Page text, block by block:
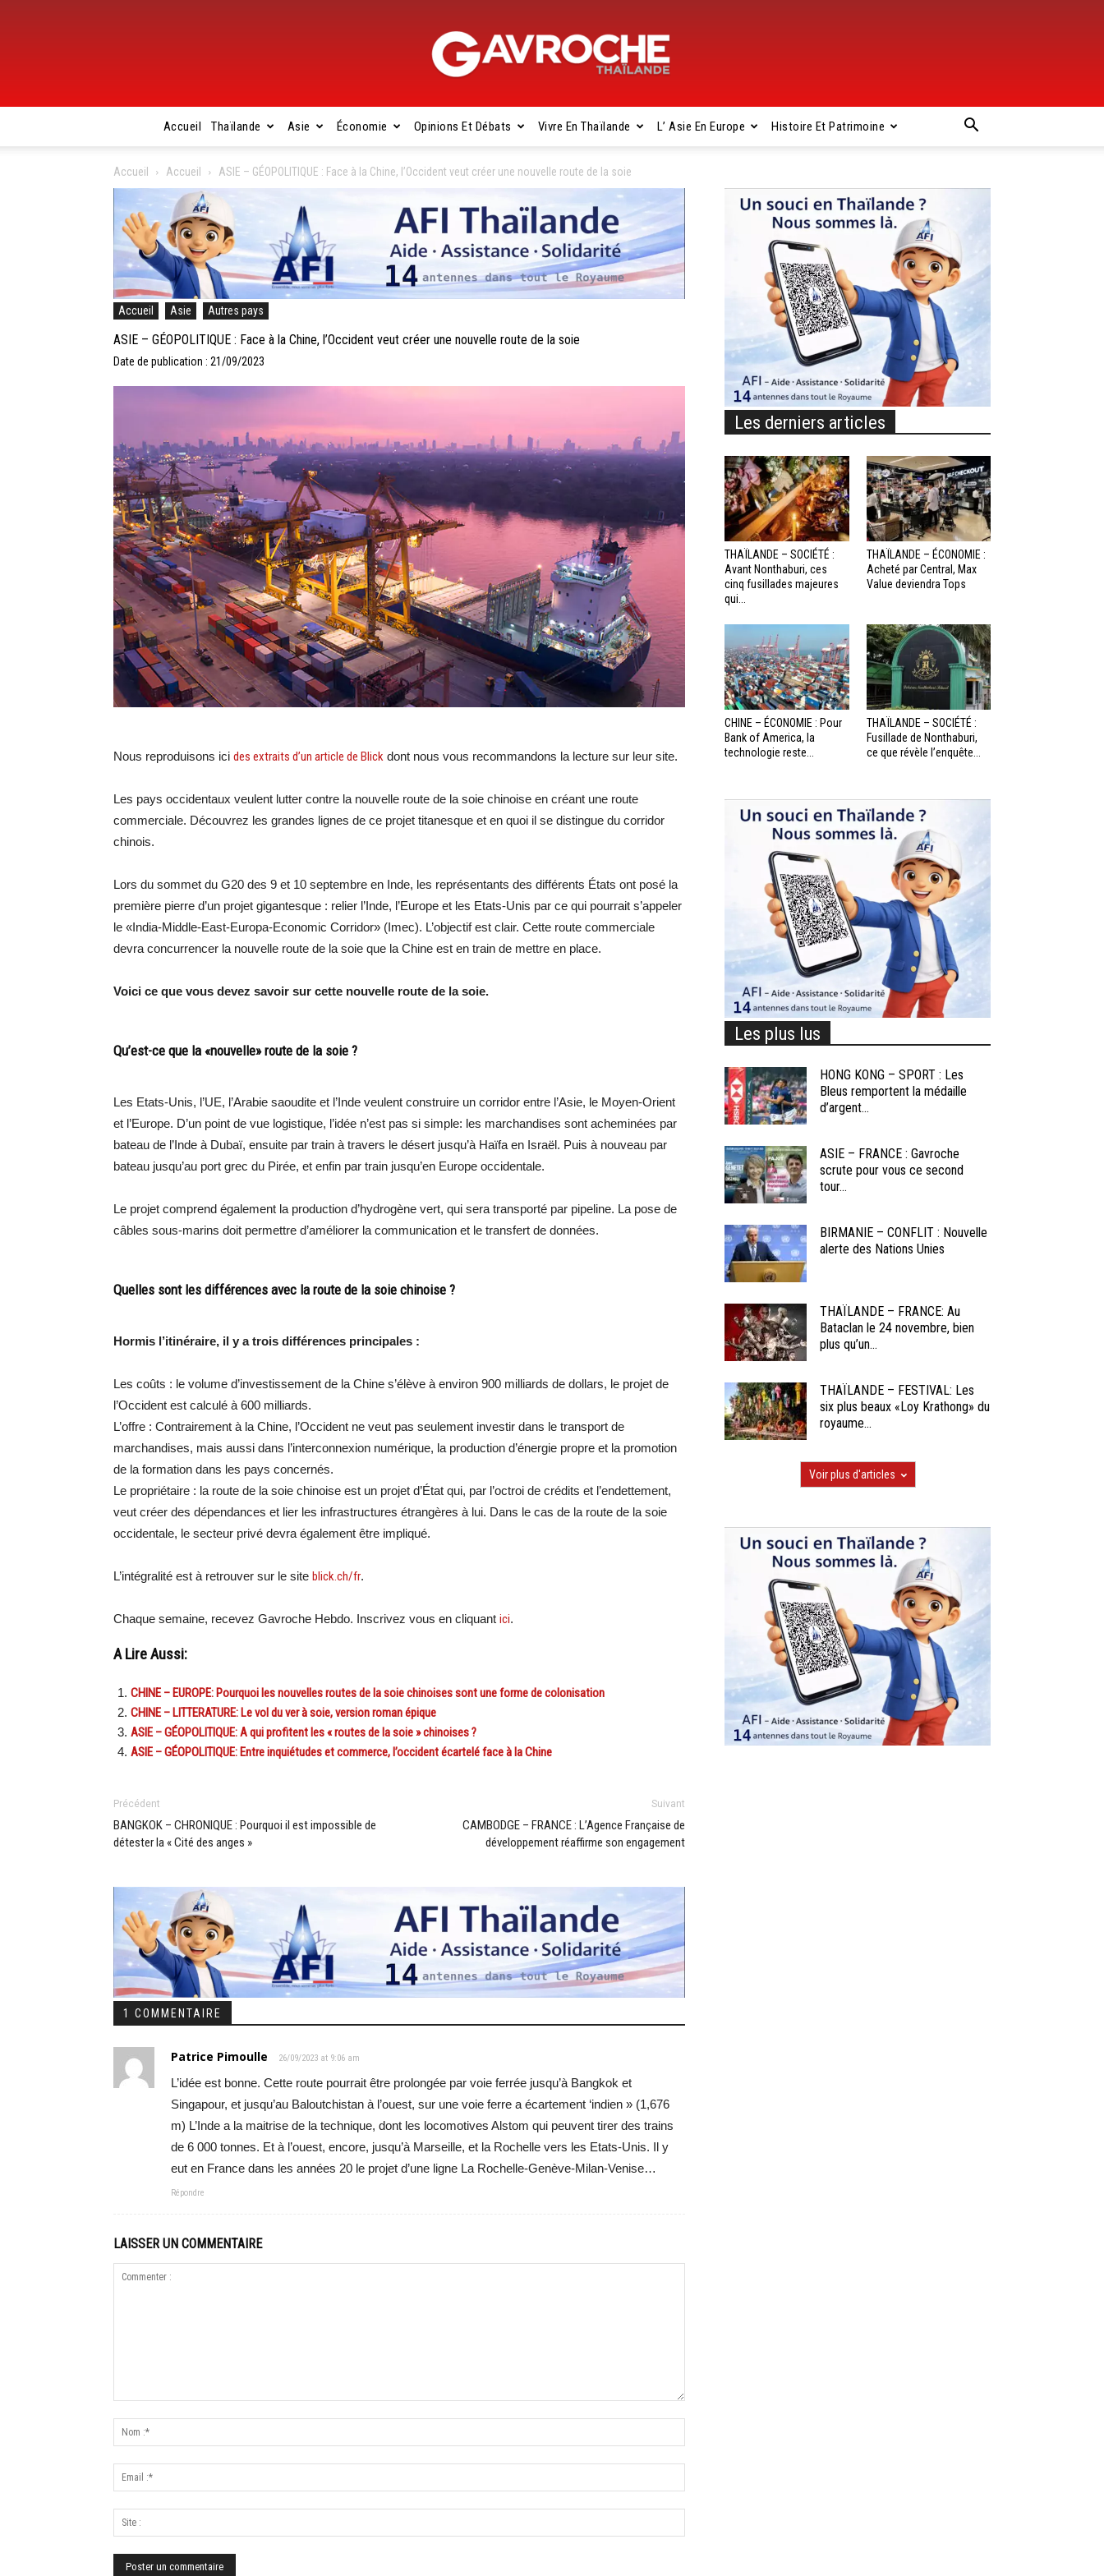
Gavroche
Thaïlande
Accueil Thaïlande Asie Économie Opinions Et Débats Vivre En Thaïlande L’ Asie En Europe Histoire Et Patrimoine
Accueil Accueil ASIE – GÉOPOLITIQUE : Face à la Chine, l’Occident veut créer une nouvelle route de la soie
Accueil Asie Autres pays
ASIE – GÉOPOLITIQUE : Face à la Chine, l’Occident veut créer une nouvelle route de la soie
Date de publication : 21/09/2023
Nous reproduisons ici des extraits d’un article de Blick dont nous vous recommandons la lecture sur leur site.
Les pays occidentaux veulent lutter contre la nouvelle route de la soie chinoise en créant une route
commerciale. Découvrez les grandes lignes de ce projet titanesque et en quoi il se distingue du corridor
chinois.
Lors du sommet du G20 des 9 et 10 septembre en Inde, les représentants des différents États ont posé la
première pierre d’un projet gigantesque : relier l’Inde, l’Europe et les Etats-Unis par ce qui pourrait s’appeler
le «India-Middle-East-Europa-Economic Corridor» (Imec). L’objectif est clair. Cette route commerciale
devra concurrencer la nouvelle route de la soie que la Chine est en train de mettre en place.
Voici ce que vous devez savoir sur cette nouvelle route de la soie.
Qu’est-ce que la «nouvelle» route de la soie ?
Les Etats-Unis, l’UE, l’Arabie saoudite et l’Inde veulent construire un corridor entre l’Asie, le Moyen-Orient
et l’Europe. D’un point de vue logistique, l’idée n’est pas si simple: les marchandises sont acheminées par
bateau de l’Inde à Dubaï, ensuite par train à travers le désert jusqu’à Haïfa en Israël. Puis à nouveau par
bateau jusqu’au port grec du Pirée, et enfin par train jusqu’en Europe occidentale.
Le projet comprend également la production d’hydrogène vert, qui sera transporté par pipeline. La pose de
câbles sous-marins doit permettre d’améliorer la communication et le transfert de données.
Quelles sont les différences avec la route de la soie chinoise ?
Hormis l’itinéraire, il y a trois différences principales :
Les coûts : le volume d’investissement de la Chine s’élève à environ 900 milliards de dollars, le projet de
l’Occident est calculé à 600 milliards.
L’offre : Contrairement à la Chine, l’Occident ne veut pas seulement investir dans le transport de
marchandises, mais aussi dans l’interconnexion numérique, la production d’énergie propre et la promotion
de la formation dans les pays concernés.
Le propriétaire : la route de la soie chinoise est un projet d’État qui, par l’octroi de crédits et l’endettement,
veut créer des dépendances et lier les infrastructures étrangères à lui. Dans le cas de la route de la soie
occidentale, le secteur privé devra également être impliqué.
L’intégralité est à retrouver sur le site blick.ch/fr.
Chaque semaine, recevez Gavroche Hebdo. Inscrivez vous en cliquant ici.
A Lire Aussi:
CHINE – EUROPE: Pourquoi les nouvelles routes de la soie chinoises sont une forme de colonisation
CHINE – LITTERATURE: Le vol du ver à soie, version roman épique
ASIE – GÉOPOLITIQUE: A qui profitent les « routes de la soie » chinoises ?
ASIE – GÉOPOLITIQUE: Entre inquiétudes et commerce, l’occident écartelé face à la Chine
Précédent
BANGKOK – CHRONIQUE : Pourquoi il est impossible de
détester la « Cité des anges »
Suivant
CAMBODGE – FRANCE : L’Agence Française de
développement réaffirme son engagement
1 COMMENTAIRE
Patrice Pimoulle 26/09/2023 at 9:06 am
L’idée est bonne. Cette route pourrait être prolongée par voie ferrée jusqu’à Bangkok et
Singapour, et jusqu’au Baloutchistan à l’ouest, sur une voie ferre a écartement ‘indien » (1,676
m) L’Inde a la maitrise de la technique, dont les locomotives Alstom qui peuvent tirer des trains
de 6 000 tonnes. Et à l’ouest, encore, jusqu’à Marseille, et la Rochelle vers les Etats-Unis. Il y
eut en France dans les années 20 le projet d’une ligne La Rochelle-Genève-Milan-Venise…
Répondre
LAISSER UN COMMENTAIRE
Les derniers articles
THAÏLANDE – SOCIÉTÉ :
Avant Nonthaburi, ces
cinq fusillades majeures
qui...
THAÏLANDE – ÉCONOMIE :
Acheté par Central, Max
Value deviendra Tops
CHINE – ÉCONOMIE : Pour
Bank of America, la
technologie reste...
THAÏLANDE – SOCIÉTÉ :
Fusillade de Nonthaburi,
ce que révèle l’enquête...
Les plus lus
HONG KONG – SPORT : Les
Bleus remportent la médaille
d’argent...
ASIE – FRANCE : Gavroche
scrute pour vous ce second
tour...
BIRMANIE – CONFLIT : Nouvelle
alerte des Nations Unies
THAÏLANDE – FRANCE: Au
Bataclan le 24 novembre, bien
plus qu’un...
THAÏLANDE – FESTIVAL: Les
six plus beaux «Loy Krathong» du
royaume...
Voir plus d'articles